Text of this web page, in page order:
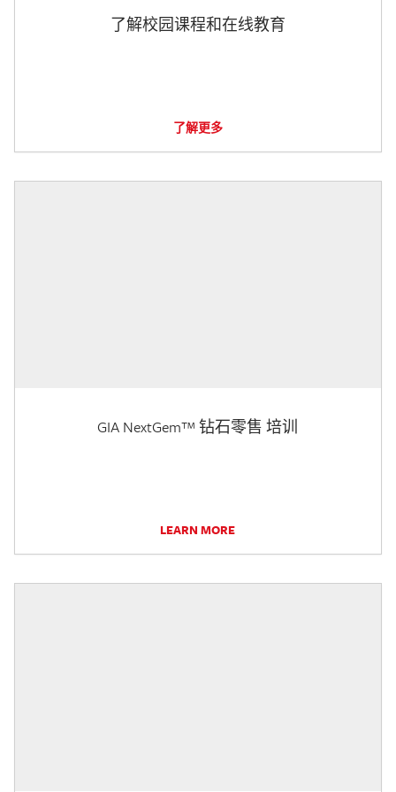
了解校园课程和在线教育
了解更多
GIA NextGem™ 钻石零售 培训
LEARN MORE